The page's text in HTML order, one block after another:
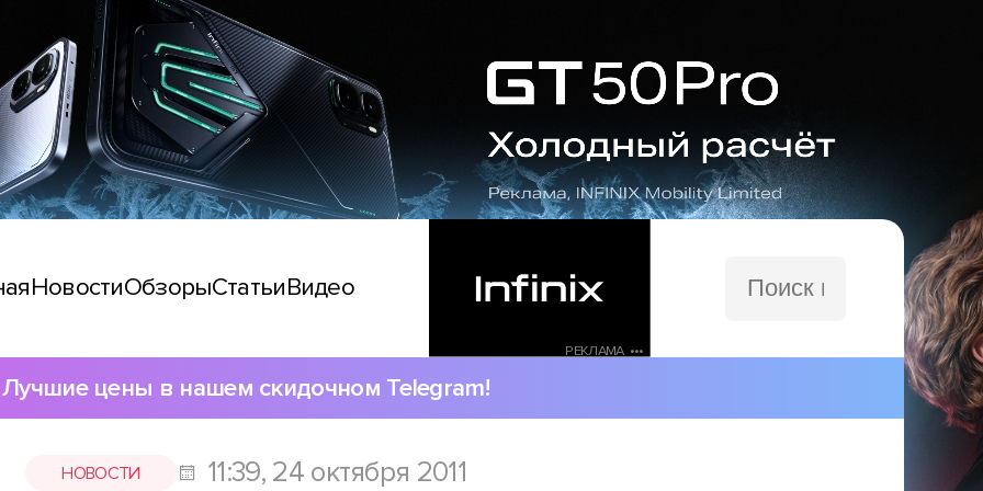
НовостиОбзорыСтатьиВидео
РЕКЛАМА •••
сайту
Лучшие цены в нашем скидочном Telegram!
НОВОСТИ 11:39, 24 октября 2011